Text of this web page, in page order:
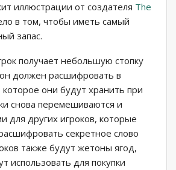
иллюстрации от создателя The
в том, чтобы иметь самый
запас.
получает небольшую стопку
должен расшифровать в
которое они будут хранить при
снова перемешиваются и
для других игроков, которые
секретное слово
также будут жетоны ягод,
использовать для покупки